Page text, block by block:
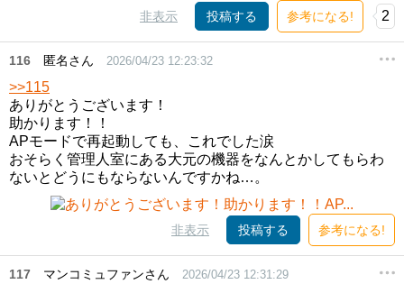
非表示 投稿する 参考になる! 2
116 匿名さん 2026/04/23 12:23:32
>>115
ありがとうございます！
助かります！！
APモードで再起動しても、これでした涙
おそらく管理人室にある大元の機器をなんとかしてもらわ
ないとどうにもならないんですかね…。
非表示 投稿する 参考になる!
117 マンコミュファンさん 2026/04/23 12:31:29